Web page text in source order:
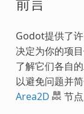
Godot提供了
决定为你的项
了解它们各自
以避免问题并
Area2D
节